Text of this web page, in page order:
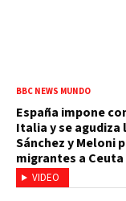
VIDEO
BBC NEWS MUNDO
España impone
Italia y se
Sánchez y Meloni
migrantes a Ceuta